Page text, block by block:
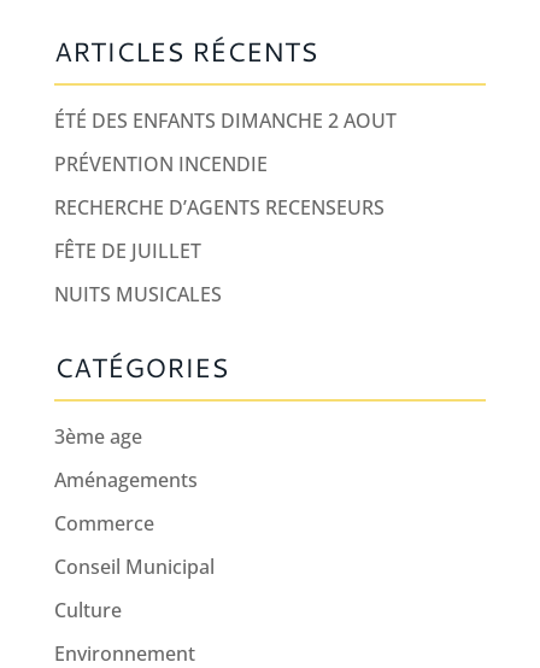
ARTICLES RÉCENTS
ÉTÉ DES ENFANTS DIMANCHE 2 AOUT
PRÉVENTION INCENDIE
RECHERCHE D’AGENTS RECENSEURS
FÊTE DE JUILLET
NUITS MUSICALES
CATÉGORIES
3ème age
Aménagements
Commerce
Conseil Municipal
Culture
Environnement